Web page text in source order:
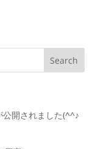
公開されました(^^♪